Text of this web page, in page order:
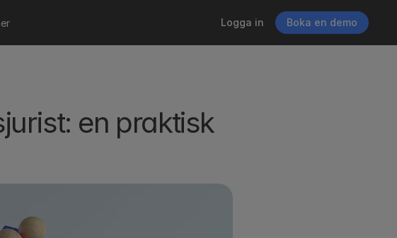
Logga in Boka en demo
en praktisk